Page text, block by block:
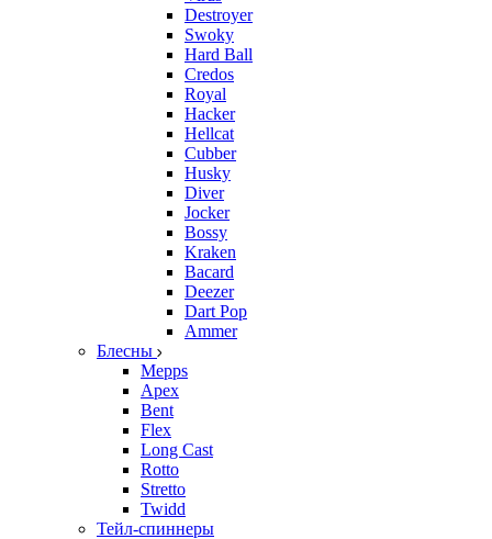
Destroyer
Swoky
Hard Ball
Credos
Royal
Hacker
Hellcat
Cubber
Husky
Diver
Jocker
Bossy
Kraken
Bacard
Deezer
Dart Pop
Ammer
Блесны
Mepps
Apex
Bent
Flex
Long Cast
Rotto
Stretto
Twidd
Тейл-спиннеры